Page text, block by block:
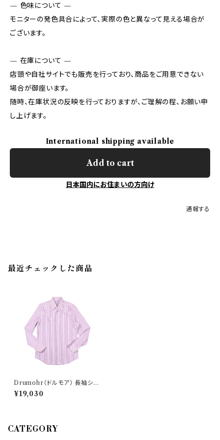
— 色味について —
モニターの発色具合によって、実際の色と異なって見える場合が
ございます。
— 在庫について —
店頭や自社サイトでも販売を行っており、商品をご用意できない
場合が御座います。
随時、在庫状況の反映を行っておりますが、ご理解の程、お願い申
し上げます。
International shipping available
Add to cart
日本国内にお住まいの方向け
通報する
最近チェックした商品
Drumohr（ドルモア） 長袖シャ
ツ DS481BJ1 27427
¥19,030
CATEGORY